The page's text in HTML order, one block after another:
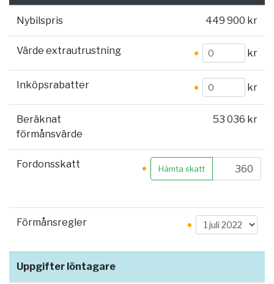
Nybilspris 449 900 kr
Värde extrautrustning kr
Inköpsrabatter kr
Beräknat
förmånsvärde
53 036 kr
Fordonsskatt Hämta skatt
Förmånsregler
Uppgifter löntagare